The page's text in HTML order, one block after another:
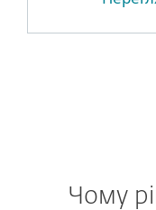
Чому